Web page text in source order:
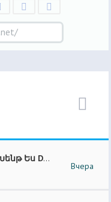
Marrlov3 - Դու Խենթ Ես Du Khent Es COVER
Вчера